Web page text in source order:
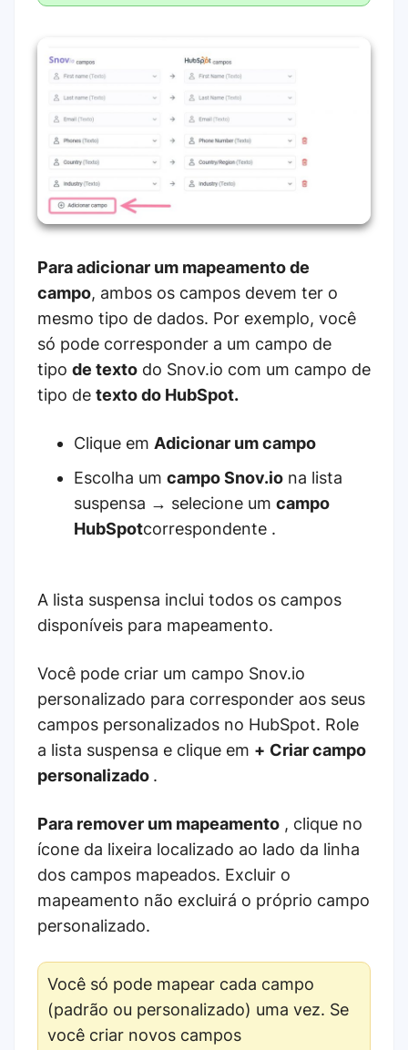
Para adicionar um mapeamento de
campo, ambos os campos devem ter o
mesmo tipo de dados. Por exemplo, você
só pode corresponder a um campo de
tipo de texto do Snov.io com um campo de
tipo de texto do HubSpot.
Clique em Adicionar um campo
Escolha um campo Snov.io na lista
suspensa → selecione um campo
HubSpotcorrespondente .
A lista suspensa inclui todos os campos
disponíveis para mapeamento.
Você pode criar um campo Snov.io
personalizado para corresponder aos seus
campos personalizados no HubSpot. Role
a lista suspensa e clique em + Criar campo
personalizado .
Para remover um mapeamento , clique no
ícone da lixeira localizado ao lado da linha
dos campos mapeados. Excluir o
mapeamento não excluirá o próprio campo
personalizado.
Você só pode mapear cada campo
(padrão ou personalizado) uma vez. Se
você criar novos campos